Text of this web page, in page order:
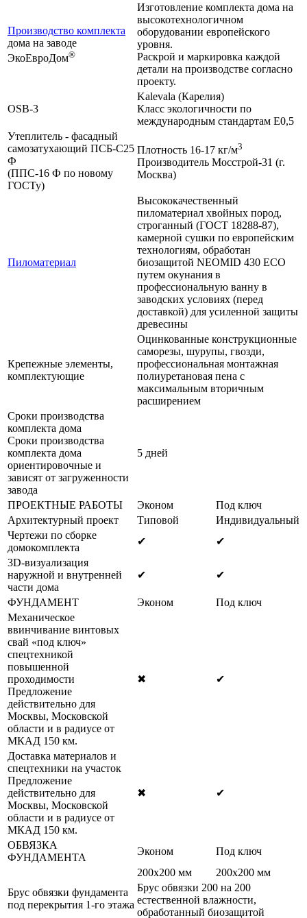
Производство комплекта
дома на заводе
ЭкоЕвроДом®
Изготовление комплекта дома на
высокотехнологичном
оборудовании европейского
уровня.
Раскрой и маркировка каждой
детали на производстве согласно
проекту.
OSB-3
Kalevala (Карелия)
Класс экологичности по
международным стандартам Е0,5
Утеплитель - фасадный
самозатухающий ПСБ-С25
Ф
(ППС-16 Ф по новому
ГОСТу)
Плотность 16-17 кг/м3
Производитель Мосстрой-31 (г.
Москва)
Пиломатериал
Высококачественный
пиломатериал хвойных пород,
строганный (ГОСТ 18288-87),
камерной сушки по европейским
технологиям, обработан
биозащитой NEOMID 430 ЕСО
путем окунания в
профессиональную ванну в
заводских условиях (перед
доставкой) для усиленной защиты
древесины
Крепежные элементы,
комплектующие
Оцинкованные конструкционные
саморезы, шурупы, гвозди,
профессиональная монтажная
полиуретановая пена с
максимальным вторичным
расширением
Сроки производства
комплекта дома
Сроки производства
комплекта дома
ориентировочные и
зависят от загруженности
завода
5 дней
ПРОЕКТНЫЕ РАБОТЫ Эконом
Под ключ
Архитектурный проект
Типовой
Индивидуальный
Чертежи по сборке
домокомплекта
✔
✔
3D-визуализация
наружной и внутренней
части дома
✔ ✔
ФУНДАМЕНТ Эконом
Под ключ
Механическое
ввинчивание винтовых
свай «под ключ»
спецтехникой
повышенной
проходимости
Предложение
действительно для
Москвы, Московской
области и в радиусе от
МКАД 150 км.
✖ ✔
Доставка материалов и
спецтехники на участок
Предложение
действительно для
Москвы, Московской
области и в радиусе от
МКАД 150 км.
✖ ✔
ОБВЯЗКА
ФУНДАМЕНТА
Эконом Под ключ
Брус обвязки фундамента
под перекрытия 1-го этажа
200х200 мм
200х200 мм
Брус обвязки 200 на 200
естественной влажности,
обработанный биозащитой